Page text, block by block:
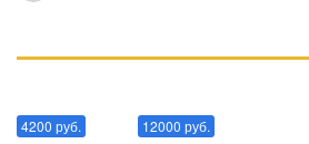
4200 руб. 12000 руб.